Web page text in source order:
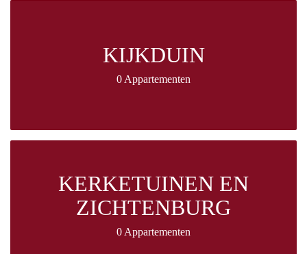
KIJKDUIN
0 Appartementen
KERKETUINEN EN
ZICHTENBURG
0 Appartementen